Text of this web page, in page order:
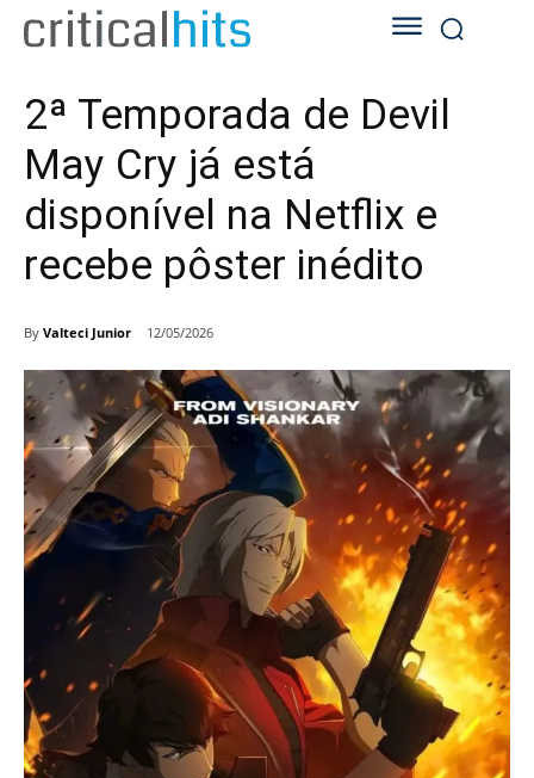
2ª Temporada de Devil
May Cry já está
disponível na Netflix e
recebe pôster inédito
By Valteci Junior 12/05/2026